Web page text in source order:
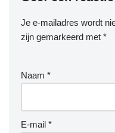
Je e-mailadres wordt
zijn gemarkeerd met *
Naam *
E-mail *